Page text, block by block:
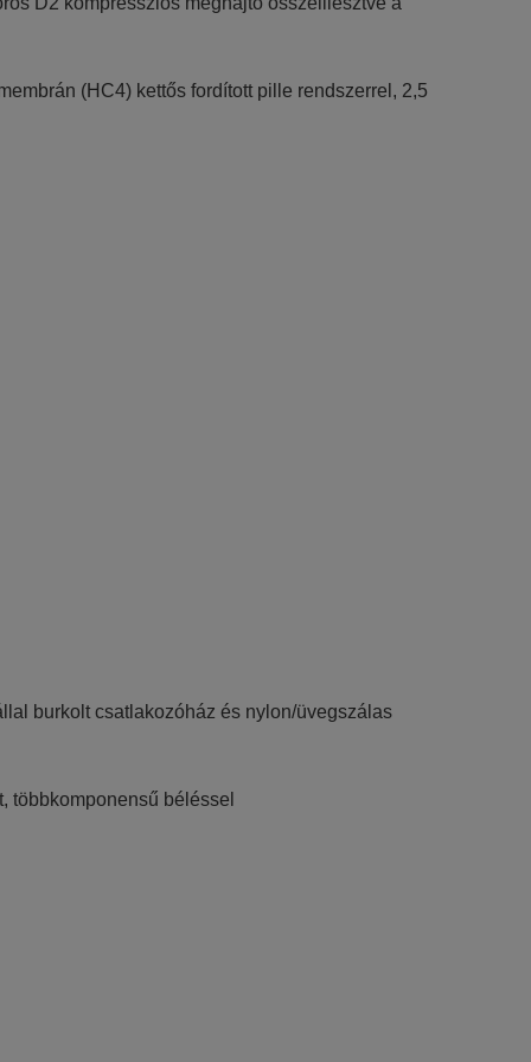
(HC4) kettős fordított pille rendszerrel, 2,5
burkolt csatlakozóház és nylon/üvegszálas
többkomponensű béléssel